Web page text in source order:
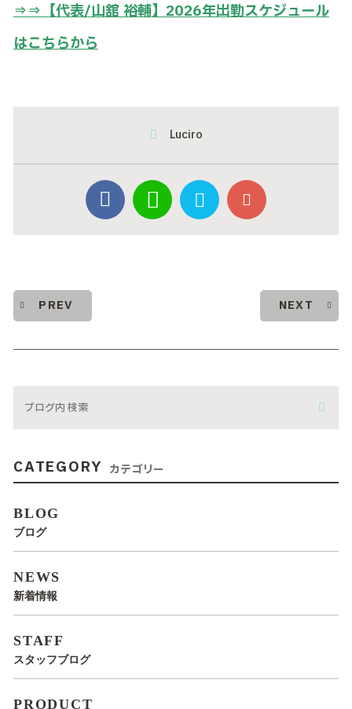
⇒⇒【代表/山舘 裕輔】2026年出勤スケジュール
はこちらから
Luciro
PREV NEXT
CATEGORY カテゴリー
BLOG
ブログ
NEWS
新着情報
STAFF
スタッフブログ
PRODUCT